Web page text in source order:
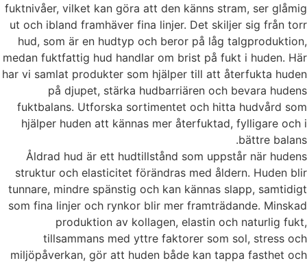
fuktnivåer, vilket kan göra att den känns stram, ser glåmig
ut och ibland framhäver fina linjer. Det skiljer sig från torr
hud, som är en hudtyp och beror på låg talgproduktion,
medan fuktfattig hud handlar om brist på fukt i huden. Här
har vi samlat produkter som hjälper till att återfukta huden
på djupet, stärka hudbarriären och bevara hudens
fuktbalans. Utforska sortimentet och hitta hudvård som
hjälper huden att kännas mer återfuktad, fylligare och i
bättre balans.
Åldrad hud är ett hudtillstånd som uppstår när hudens
struktur och elasticitet förändras med åldern. Huden blir
tunnare, mindre spänstig och kan kännas slapp, samtidigt
som fina linjer och rynkor blir mer framträdande. Minskad
produktion av kollagen, elastin och naturlig fukt,
tillsammans med yttre faktorer som sol, stress och
miljöpåverkan, gör att huden både kan tappa fasthet och